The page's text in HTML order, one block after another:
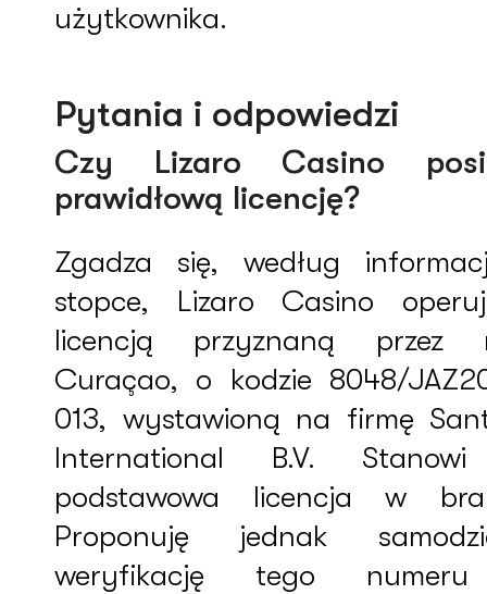
użytkownika.
Pytania i odpowiedzi
Czy Lizaro Casino
prawidłową licencję?
Zgadza się, według
stopce, Lizaro Casino
licencją przyznaną przez
Curaçao, o kodzie 8048/
013, wystawioną na firmę
International B.V.
podstawowa licencja w
Proponuję jednak
weryfikację tego